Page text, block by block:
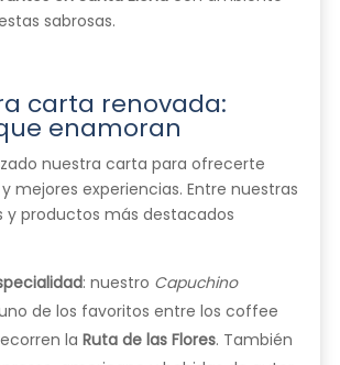
sabrosas.
carta renovada:
enamoran
nuestra carta para ofrecerte
mejores experiencias. Entre nuestras
y productos más destacados
: nuestro Capuchino
de los favoritos entre los coffee
la Ruta de las Flores. También